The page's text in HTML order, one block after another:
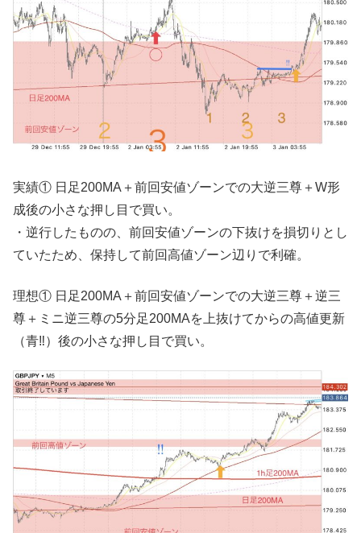
実績① 日足200MA＋前回安値ゾーンでの大逆三尊＋W形
成後の小さな押し目で買い。
・逆行したものの、前回安値ゾーンの下抜けを損切りとし
ていたため、保持して前回高値ゾーン辺りで利確。
理想① 日足200MA＋前回安値ゾーンでの大逆三尊＋逆三
尊＋ミニ逆三尊の5分足200MAを上抜けてからの高値更新
（青‼︎）後の小さな押し目で買い。